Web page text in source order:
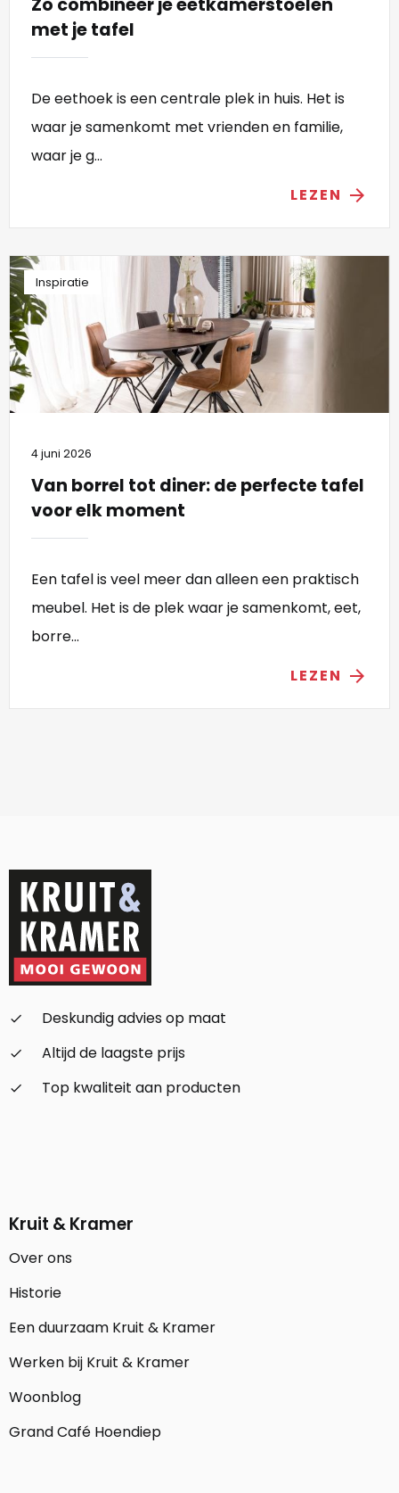
Zo combineer je eetkamerstoelen
met je tafel
De eethoek is een centrale plek in huis. Het is
waar je samenkomt met vrienden en familie,
waar je g...
LEZEN arrow_forward
Inspiratie
4 juni 2026
Van borrel tot diner: de perfecte tafel
voor elk moment
Een tafel is veel meer dan alleen een praktisch
meubel. Het is de plek waar je samenkomt, eet,
borre...
LEZEN arrow_forward
check_small
Deskundig advies op maat
check_small
Altijd de laagste prijs
check_small
Top kwaliteit aan producten
Kruit & Kramer
Over ons
Historie
Een duurzaam Kruit & Kramer
Werken bij Kruit & Kramer
Woonblog
Grand Café Hoendiep